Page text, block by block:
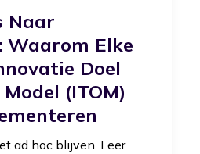
Naar
Waarom Elke
Doel
(iTOM)
ad hoc blijven. Leer